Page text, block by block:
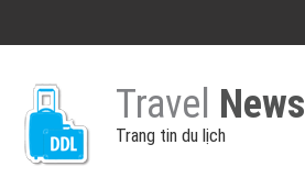
Travel News
Trang tin du lịch